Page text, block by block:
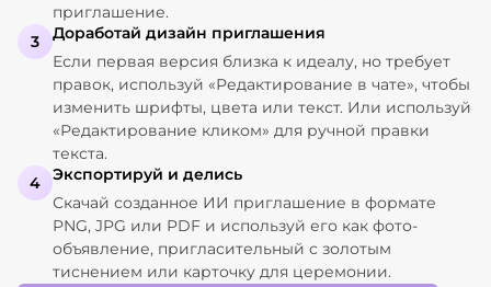
приглашение.
3
Доработай дизайн приглашения
Если первая версия близка к идеалу, но требует
правок, используй «Редактирование в чате», чтобы
изменить шрифты, цвета или текст. Или используй
«Редактирование кликом» для ручной правки
текста.
4
Экспортируй и делись
Скачай созданное ИИ приглашение в формате
PNG, JPG или PDF и используй его как фото-
объявление, пригласительный с золотым
тиснением или карточку для церемонии.